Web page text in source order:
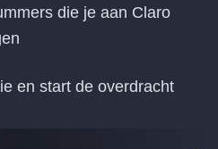
die je aan Claro
en start de overdracht